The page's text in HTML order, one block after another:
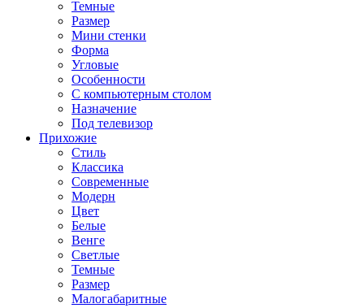
Темные
Размер
Мини стенки
Форма
Угловые
Особенности
С компьютерным столом
Назначение
Под телевизор
Прихожие
Стиль
Классика
Современные
Модерн
Цвет
Белые
Венге
Светлые
Темные
Размер
Малогабаритные